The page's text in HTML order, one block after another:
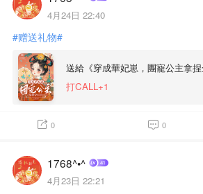
4月24日 22:40
#赠送礼物#
送給《穿成華妃崽，團寵公主拿捏
打CALL+1
0 0
1768^•^
4月23日 22:21